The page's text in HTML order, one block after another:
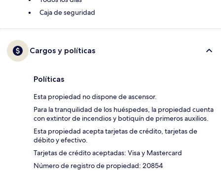
Caja de seguridad
Cargos y políticas
Políticas
Esta propiedad no dispone de ascensor.
Para la tranquilidad de los huéspedes, la propiedad cuenta
con extintor de incendios y botiquín de primeros auxilios.
Esta propiedad acepta tarjetas de crédito, tarjetas de
débito y efectivo.
Tarjetas de crédito aceptadas: Visa y Mastercard
Número de registro de propiedad: 20854